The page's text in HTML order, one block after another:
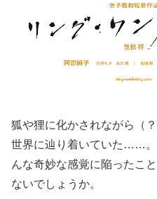
狐や狸に化かされながら（
世界に辿り着いていた……。
んな奇妙な感覚に陥ったこ
ないでしょうか。